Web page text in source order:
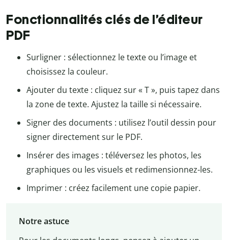
Fonctionnalités clés de l’éditeur
PDF
Surligner : sélectionnez le texte ou l’image et
choisissez la couleur.
Ajouter du texte : cliquez sur « T », puis tapez dans
la zone de texte. Ajustez la taille si nécessaire.
Signer des documents : utilisez l’outil dessin pour
signer directement sur le PDF.
Insérer des images : téléversez les photos, les
graphiques ou les visuels et redimensionnez-les.
Imprimer : créez facilement une copie papier.
Notre astuce